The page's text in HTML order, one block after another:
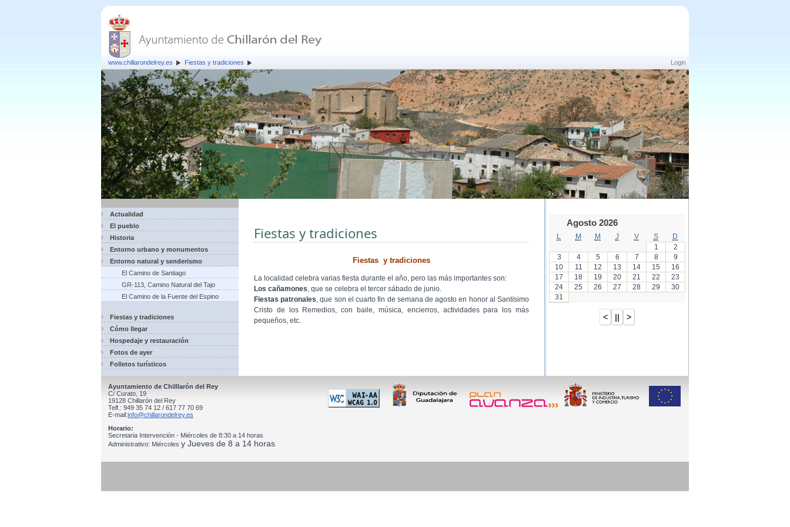
Login
www.chillarondelrey.es Fiestas y tradiciones
Actualidad
El pueblo
Historia
Entorno urbano y monumentos
Entorno natural y senderismo
El Camino de Santiago
GR-113, Camino Natural del Tajo
El Camino de la Fuente del Espino
Fiestas y tradiciones
Cómo llegar
Hospedaje y restauración
Fotos de ayer
Folletos turísticos
Fiestas y tradiciones
Fiestas y tradiciones
La localidad celebra varias fiesta durante el año, pero las más importantes son:
Los cañamones, que se celebra el tercer sábado de junio.
Fiestas patronales, que son el cuarto fin de semana de agosto en honor al Santísimo
Cristo de los Remedios, con baile, música, encierros, actividades para los más
pequeños, etc.
Agosto 2026
M M J V S
D
1
2
3
4 5 6 7 8
9
10
11 12 13 14 15
16
17
18 19 20 21 22
23
24
25 26 27 28 29
30
31
Ayuntamiento de Chilllarón del Rey
C/ Curato, 19
19128 Chillarón del Rey
Telf.: 949 35 74 12 / 617 77 70 69
E-mail:info@chillarondelrey.es
Horario:
Secretaria Intervención - Miércoles de 8:30 a 14 horas
Administrativo: Miércoles y Jueves de 8 a 14 horas